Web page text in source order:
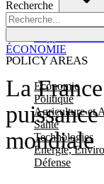
Recherche
POLICY AREAS
Economie
Politique
Agriculture et
Santé
Technologies
Energie,
Défense
La
mondiale
ÉCONOMIE